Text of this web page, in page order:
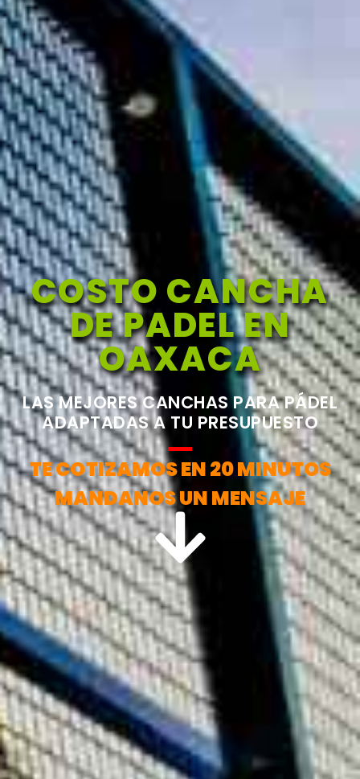
COSTO CANCHA
DE PADEL EN
OAXACA
LAS MEJORES CANCHAS PARA PÁDEL
ADAPTADAS A TU PRESUPUESTO
TE COTIZAMOS EN 20 MINUTOS
MANDANOS UN MENSAJE